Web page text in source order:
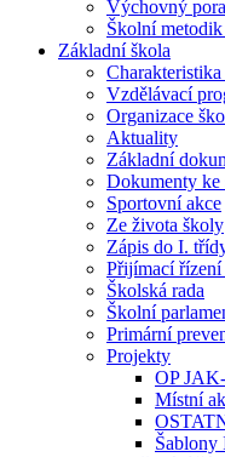
Výchovný
Školní
Základní škola
Charakteristika
Vzdělávací
Organizace
Aktuality
Základní
Dokumenty ke
Sportovní akce
Ze života školy
Zápis do I.
Přijímací řízení
Školská rada
Školní
Primární
Projekty
OP
Místní
Šablony